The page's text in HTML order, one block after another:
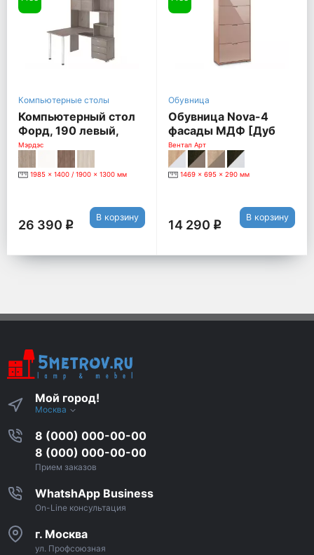
Компьютерные столы
Компьютерный стол
Форд, 190 левый,
белый жемчуг
Мэрдэс
1985 x 1400 / 1900 x 1300 мм
26 390 q
В корзину
Обувница
Обувница Nova-4
фасады МДФ [Дуб
Сономо / Мокко]
Вентал Арт
1469 x 695 x 290 мм
14 290 q
В корзину
Мой город!
Москва
8 (000) 000-00-00
8 (000) 000-00-00
Прием заказов
WhatshApp Business
On-Line консультация
г. Москва
ул. Профсоюзная